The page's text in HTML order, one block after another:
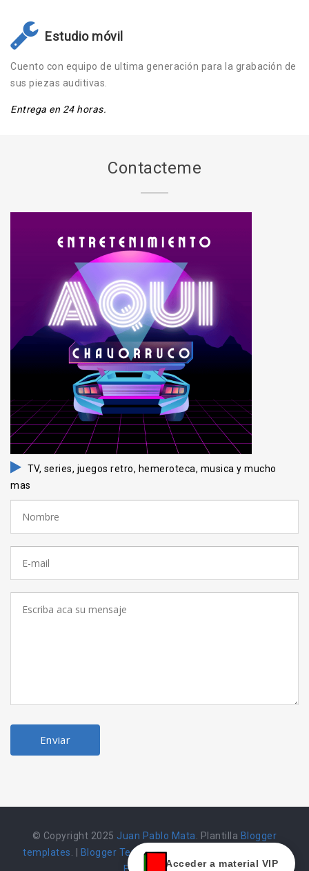
Acceder a material VIP
Estudio móvil
Cuento con equipo de ultima generación para la grabación de
sus piezas auditivas.
Entrega en 24 horas.
Contacteme
TV, series, juegos retro, hemeroteca, musica y mucho
mas
© Copyright 2025 Juan Pablo Mata . Plantilla Blogger
templates
Blogger Templates